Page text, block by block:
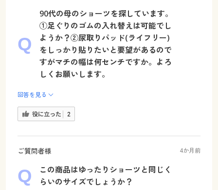
90代の母のショーツを探しています。
①足ぐりのゴムの入れ替えは可能でし
ようか？②尿取りパッド(ライフリー)
をしっかり貼りたいと要望があるので
すがマチの幅は何センチですか。よろ
しくお願いします。
回答を見る
役に立った 2
ご質問者様 4か月前
この商品はゆったりショーツと同じく
らいのサイズでしょうか？